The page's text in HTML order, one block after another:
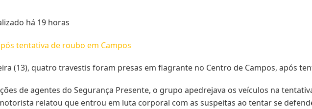
há 19 horas
(13), quatro travestis foram presas em flagrante no Centro de Campos, após
de agentes do Segurança Presente, o grupo apedrejava os veículos na
relatou que entrou em luta corporal com as suspeitas ao tentar se